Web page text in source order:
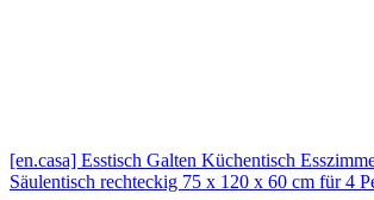
[en.casa] Esstisch Galten Küchentisch
Säulentisch rechteckig 75 x 120 x 60 cm für 4